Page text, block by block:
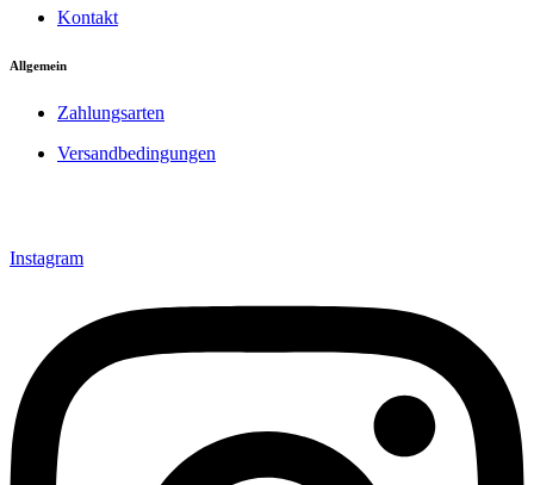
Kontakt
Allgemein
Zahlungsarten
Versandbedingungen
Instagram